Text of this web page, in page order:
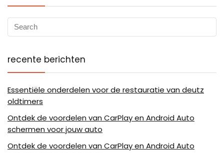
recente berichten
Essentiële onderdelen voor de restauratie van deutz
oldtimers
Ontdek de voordelen van CarPlay en Android Auto
schermen voor jouw auto
Ontdek de voordelen van CarPlay en Android Auto